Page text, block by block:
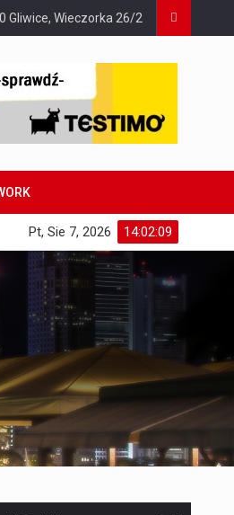
Gliwice, Wieczorka 26/2
14:02:10
Pt, Sie 7, 2026